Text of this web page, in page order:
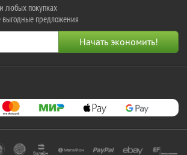
любых покупках
предложения